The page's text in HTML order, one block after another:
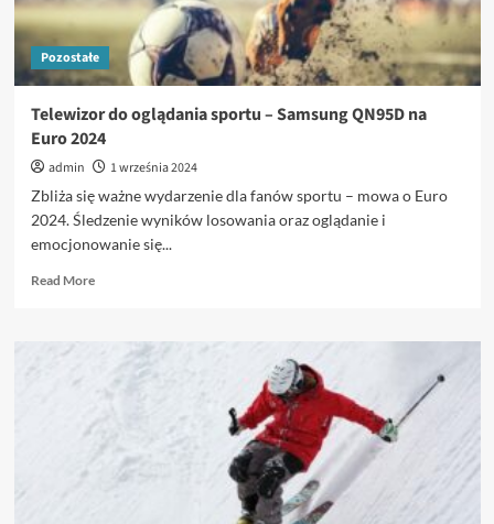
Pozostałe
Telewizor do oglądania sportu – Samsung QN95D na
Euro 2024
admin
1 września 2024
Zbliża się ważne wydarzenie dla fanów sportu – mowa o Euro
2024. Śledzenie wyników losowania oraz oglądanie i
emocjonowanie się...
Read MoreRead
Telewizor
oglądania
–
Samsung
QN95D